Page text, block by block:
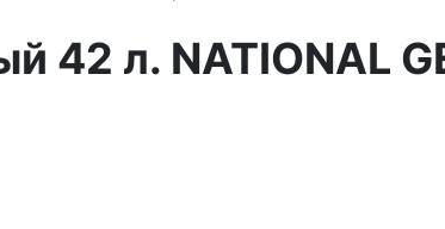
л. NATIONAL